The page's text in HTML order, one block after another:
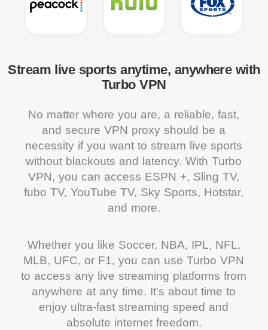
Stream live sports anytime, anywhere with
Turbo VPN
No matter where you are, a reliable, fast,
and secure VPN proxy should be a
necessity if you want to stream live sports
without blackouts and latency. With Turbo
VPN, you can access ESPN +, Sling TV,
fubo TV, YouTube TV, Sky Sports, Hotstar,
and more.
Whether you like Soccer, NBA, IPL, NFL,
MLB, UFC, or F1, you can use Turbo VPN
to access any live streaming platforms from
anywhere at any time. It's about time to
enjoy ultra-fast streaming speed and
absolute internet freedom.